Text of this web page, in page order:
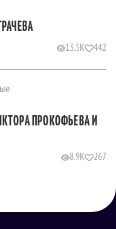
13.5K 442
ПРОКОФЬЕВА И
8.9K 267